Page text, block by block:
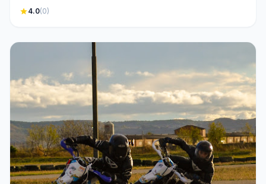
star4.0(0)